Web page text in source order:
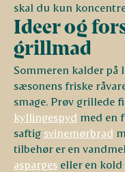
skal du kun
Ideer og
grillmad
Sommeren kalder
sæsonens friske
smage. Prøv grillede
kyllingespyd med en
saftig svinemørbrad
tilbehør er en
aspargeseller en kold